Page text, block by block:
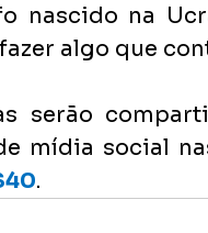
nascido na
algo que
serão
.